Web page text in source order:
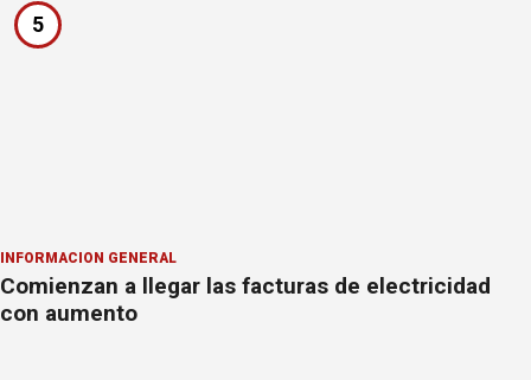
5
INFORMACION GENERAL
Comienzan a llegar las facturas de electricidad
con aumento